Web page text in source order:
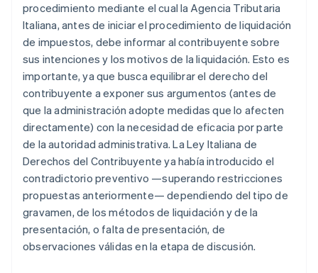
procedimiento mediante el cual la Agencia Tributaria
Italiana, antes de iniciar el procedimiento de liquidación
de impuestos, debe informar al contribuyente sobre
sus intenciones y los motivos de la liquidación. Esto es
importante, ya que busca equilibrar el derecho del
contribuyente a exponer sus argumentos (antes de
que la administración adopte medidas que lo afecten
directamente) con la necesidad de eficacia por parte
de la autoridad administrativa. La Ley Italiana de
Derechos del Contribuyente ya había introducido el
contradictorio preventivo —superando restricciones
propuestas anteriormente— dependiendo del tipo de
gravamen, de los métodos de liquidación y de la
presentación, o falta de presentación, de
observaciones válidas en la etapa de discusión.